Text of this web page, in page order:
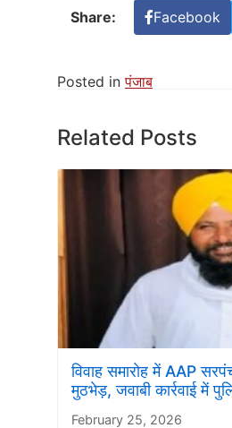
Share: Facebook
Posted inपंजाब
Related Posts
विवाह समारोह में AAP
मुठभेड़, जवाबी कार्रवाई में
February 25, 2026